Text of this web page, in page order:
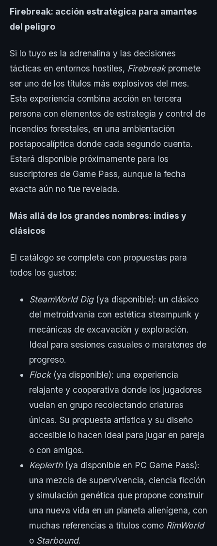
Firebreak: acción estratégica para amantes
del peligro
Si lo tuyo es la adrenalina y las decisiones
tácticas en entornos hostiles, Firebreakpromete
ser uno de los títulos más explosivos del mes.
Esta experiencia combina acción en tercera
persona con elementos de estrategia y control de
incendios forestales, en una ambientación
postapocalíptica donde cada segundo cuenta.
Estará disponible próximamente para los
suscriptores de Game Pass, aunque la fecha
exacta aún no fue revelada.
Más allá de los grandes nombres: indies y
clásicos
El catálogo se completa con propuestas para
todos los gustos:
SteamWorld Dig(ya disponible): un clásico
del metroidvania con estética steampunk y
mecánicas de excavación y exploración.
Ideal para sesiones casuales o maratones de
progreso.
Flock(ya disponible): una experiencia
relajante y cooperativa donde los jugadores
vuelan en grupo recolectando criaturas
únicas. Su propuesta artística y su diseño
accesible lo hacen ideal para jugar en pareja
o con amigos.
Keplerth(ya disponible en PC Game Pass):
una mezcla de supervivencia, ciencia ficción
y simulación genética que propone construir
una nueva vida en un planeta alienígena, con
muchas referencias a títulos como RimWorld
o Starbound.